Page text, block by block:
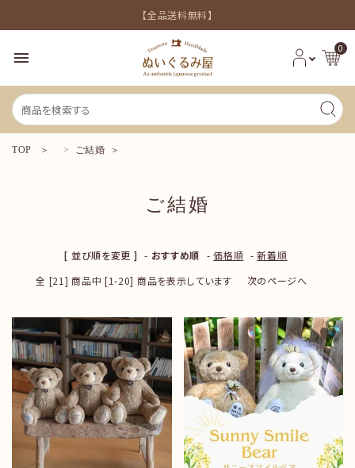
【全品送料無料】
menu
0
シーンから探す
INFORMATION
TOP ご結婚
ご結婚
[ 並び順を変更 ] - おすすめ順 -価格順 -新着順
全 [21] 商品中 [1-20] 商品を表示しています
次のページへ
favorite favorite